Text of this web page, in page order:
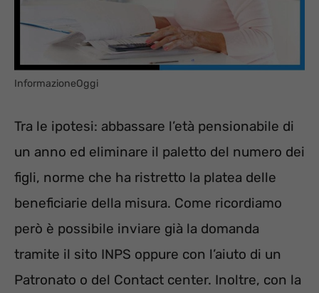
InformazioneOggi
Tra le ipotesi: abbassare l’età pensionabile di
un anno ed eliminare il paletto del numero dei
figli, norme che ha ristretto la platea delle
beneficiarie della misura. Come ricordiamo
però è possibile inviare già la domanda
tramite il sito INPS oppure con l’aiuto di un
Patronato o del Contact center. Inoltre, con la